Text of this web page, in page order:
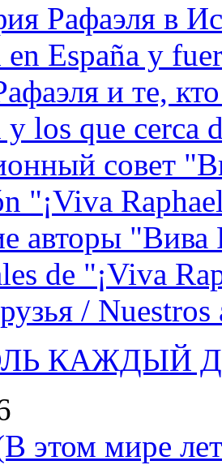
Рафаэля в
en España y
и те,
y los que cerca
совет
"¡Viva
авторы "Вива
de "¡Viva
/ Nuestros
КАЖДЫЙ
этом мире